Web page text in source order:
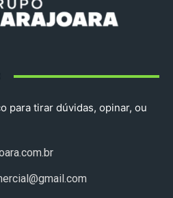
para tirar dúvidas, opinar, ou